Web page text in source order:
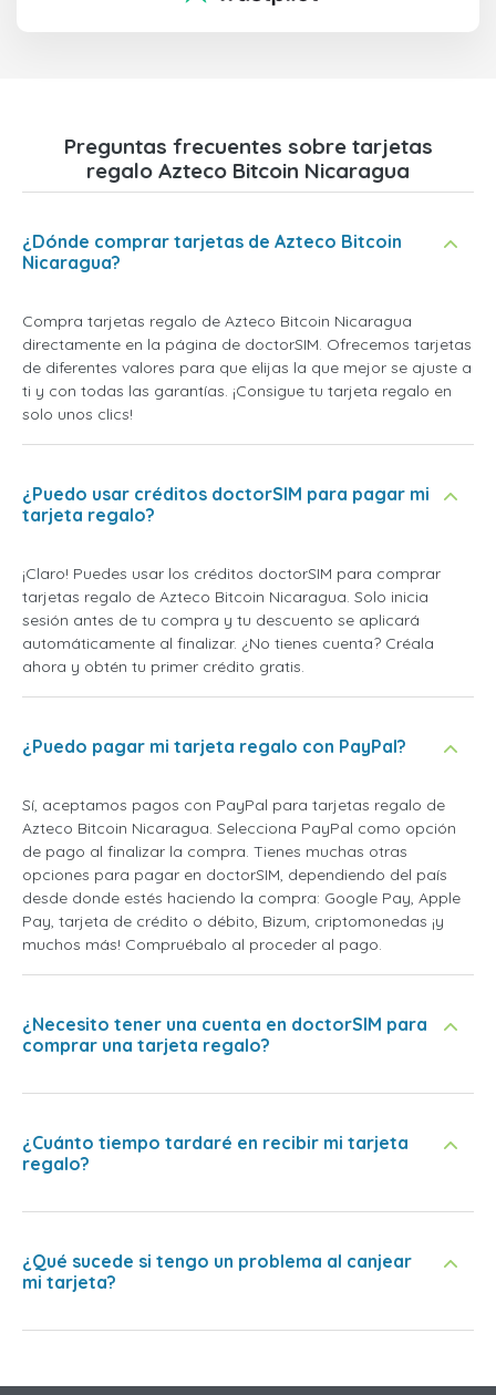
Preguntas frecuentes sobre tarjetas
regalo Azteco Bitcoin Nicaragua
¿Dónde comprar tarjetas de Azteco Bitcoin
Nicaragua?
Compra tarjetas regalo de Azteco Bitcoin Nicaragua
directamente en la página de doctorSIM. Ofrecemos tarjetas
de diferentes valores para que elijas la que mejor se ajuste a
ti y con todas las garantías. ¡Consigue tu tarjeta regalo en
solo unos clics!
¿Puedo usar créditos doctorSIM para pagar mi
tarjeta regalo?
¡Claro! Puedes usar los créditos doctorSIM para comprar
tarjetas regalo de Azteco Bitcoin Nicaragua. Solo inicia
sesión antes de tu compra y tu descuento se aplicará
automáticamente al finalizar. ¿No tienes cuenta? Créala
ahora y obtén tu primer crédito gratis.
¿Puedo pagar mi tarjeta regalo con PayPal?
Sí, aceptamos pagos con PayPal para tarjetas regalo de
Azteco Bitcoin Nicaragua. Selecciona PayPal como opción
de pago al finalizar la compra. Tienes muchas otras
opciones para pagar en doctorSIM, dependiendo del país
desde donde estés haciendo la compra: Google Pay, Apple
Pay, tarjeta de crédito o débito, Bizum, criptomonedas ¡y
muchos más! Compruébalo al proceder al pago.
¿Necesito tener una cuenta en doctorSIM para
comprar una tarjeta regalo?
¿Cuánto tiempo tardaré en recibir mi tarjeta
regalo?
¿Qué sucede si tengo un problema al canjear
mi tarjeta?